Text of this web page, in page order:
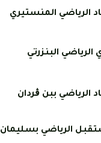
الرياضي المنستيري
الرياضي البنزرتي
الرياضي ببن ڨردان
الرياضي بسليمان